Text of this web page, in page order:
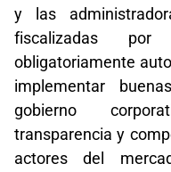
y las
fiscalizadas
obligatoriamente
implementar
gobierno
transparencia y
actores del